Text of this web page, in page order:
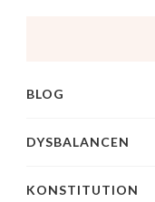
BLOG
DYSBALANCEN
KONSTITUTION